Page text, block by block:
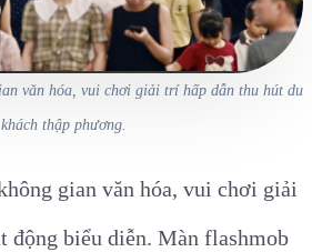
văn hóa, vui chơi giải trí hấp dẫn thu hút du
khách thập phương.
gian văn hóa, vui chơi giải
động biểu diễn. Màn flashmob